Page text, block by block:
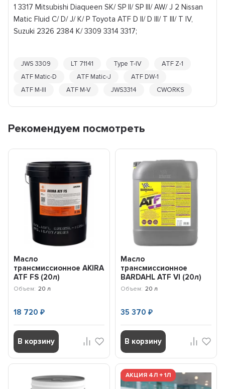
1 3317 Mitsubishi Diaqueen SK/ SP II/ SP III/ AW/ J 2 Nissan
Matic Fluid C/ D/ J/ K/ P Toyota ATF D II/ D III/ T III/ T IV,
Suzuki 2326 2384 K/ 3309 3314 3317;
JWS 3309 LT 71141 Type T-IV
ATF Z-1
ATF Matic-D
ATF Matic-J
ATF DW-1
ATF M-III
ATF M-V JWS3314 CWORKS
Рекомендуем посмотреть
Масло
трансмиссионное AKIRA
ATF FS (20л)
A00033245-020
Объем: 20 л
18 720₽
В корзину
Масло
трансмиссионное
BARDAHL ATF VI (20л)
36598
Объем: 20 л
35 370 ₽
В корзину
АКЦИЯ 4Л + 1Л